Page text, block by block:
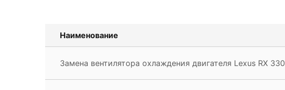
Наименование
Замена вентилятора охлаждения двигателя Lexus RX 330